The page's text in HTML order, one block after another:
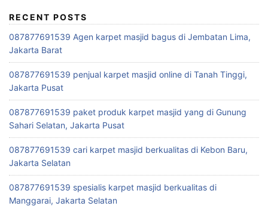
RECENT POSTS
087877691539 Agen karpet masjid bagus di Jembatan Lima,
Jakarta Barat
087877691539 penjual karpet masjid online di Tanah Tinggi,
Jakarta Pusat
087877691539 paket produk karpet masjid yang di Gunung
Sahari Selatan, Jakarta Pusat
087877691539 cari karpet masjid berkualitas di Kebon Baru,
Jakarta Selatan
087877691539 spesialis karpet masjid berkualitas di
Manggarai, Jakarta Selatan